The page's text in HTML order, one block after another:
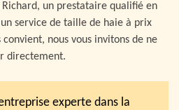
un prestataire qualifié en
service de taille de haie à prix
nous vous invitons de ne
directement.
experte dans la